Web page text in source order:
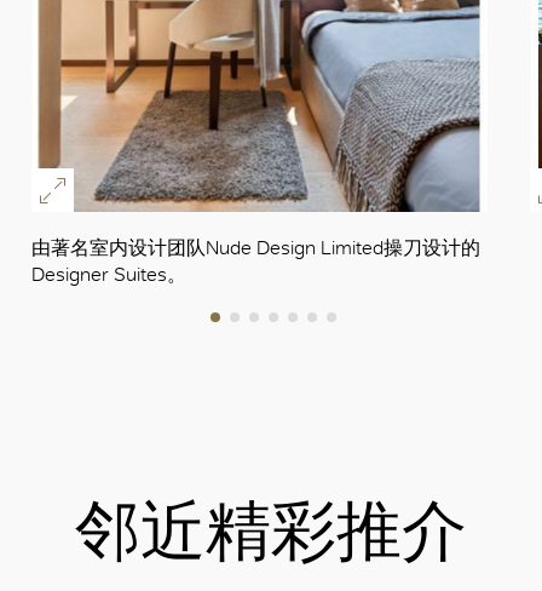
由著名室内设计团队Nude Design Limited操刀设计的
Designer Suites。
邻近精彩推介